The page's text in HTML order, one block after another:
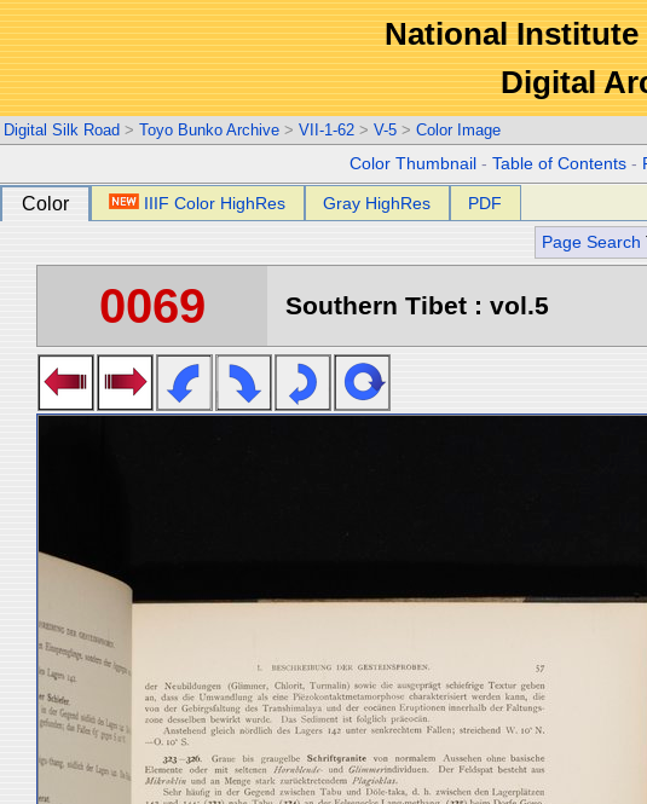
National
Digital
Digital Silk Road > Toyo Bunko Archive > VII-1-62 > V-5 > Color Image
Color Thumbnail -Table of Contents -
Color IIIF Color HighRes Gray HighRes PDF
Page Search
0069 Southern Tibet : vol.5